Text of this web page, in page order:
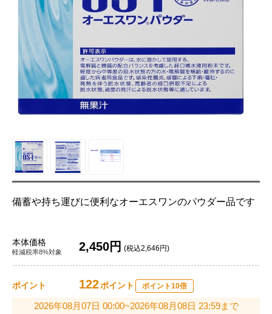
備蓄や持ち運びに便利なオーエスワンのパウダー品です
本体価格
軽減税率8%対象 2,450円 (税込2,646円)
ポイント 122ポイント ポイント10倍
2026年08月07日 00:00~2026年08月08日 23:59まで